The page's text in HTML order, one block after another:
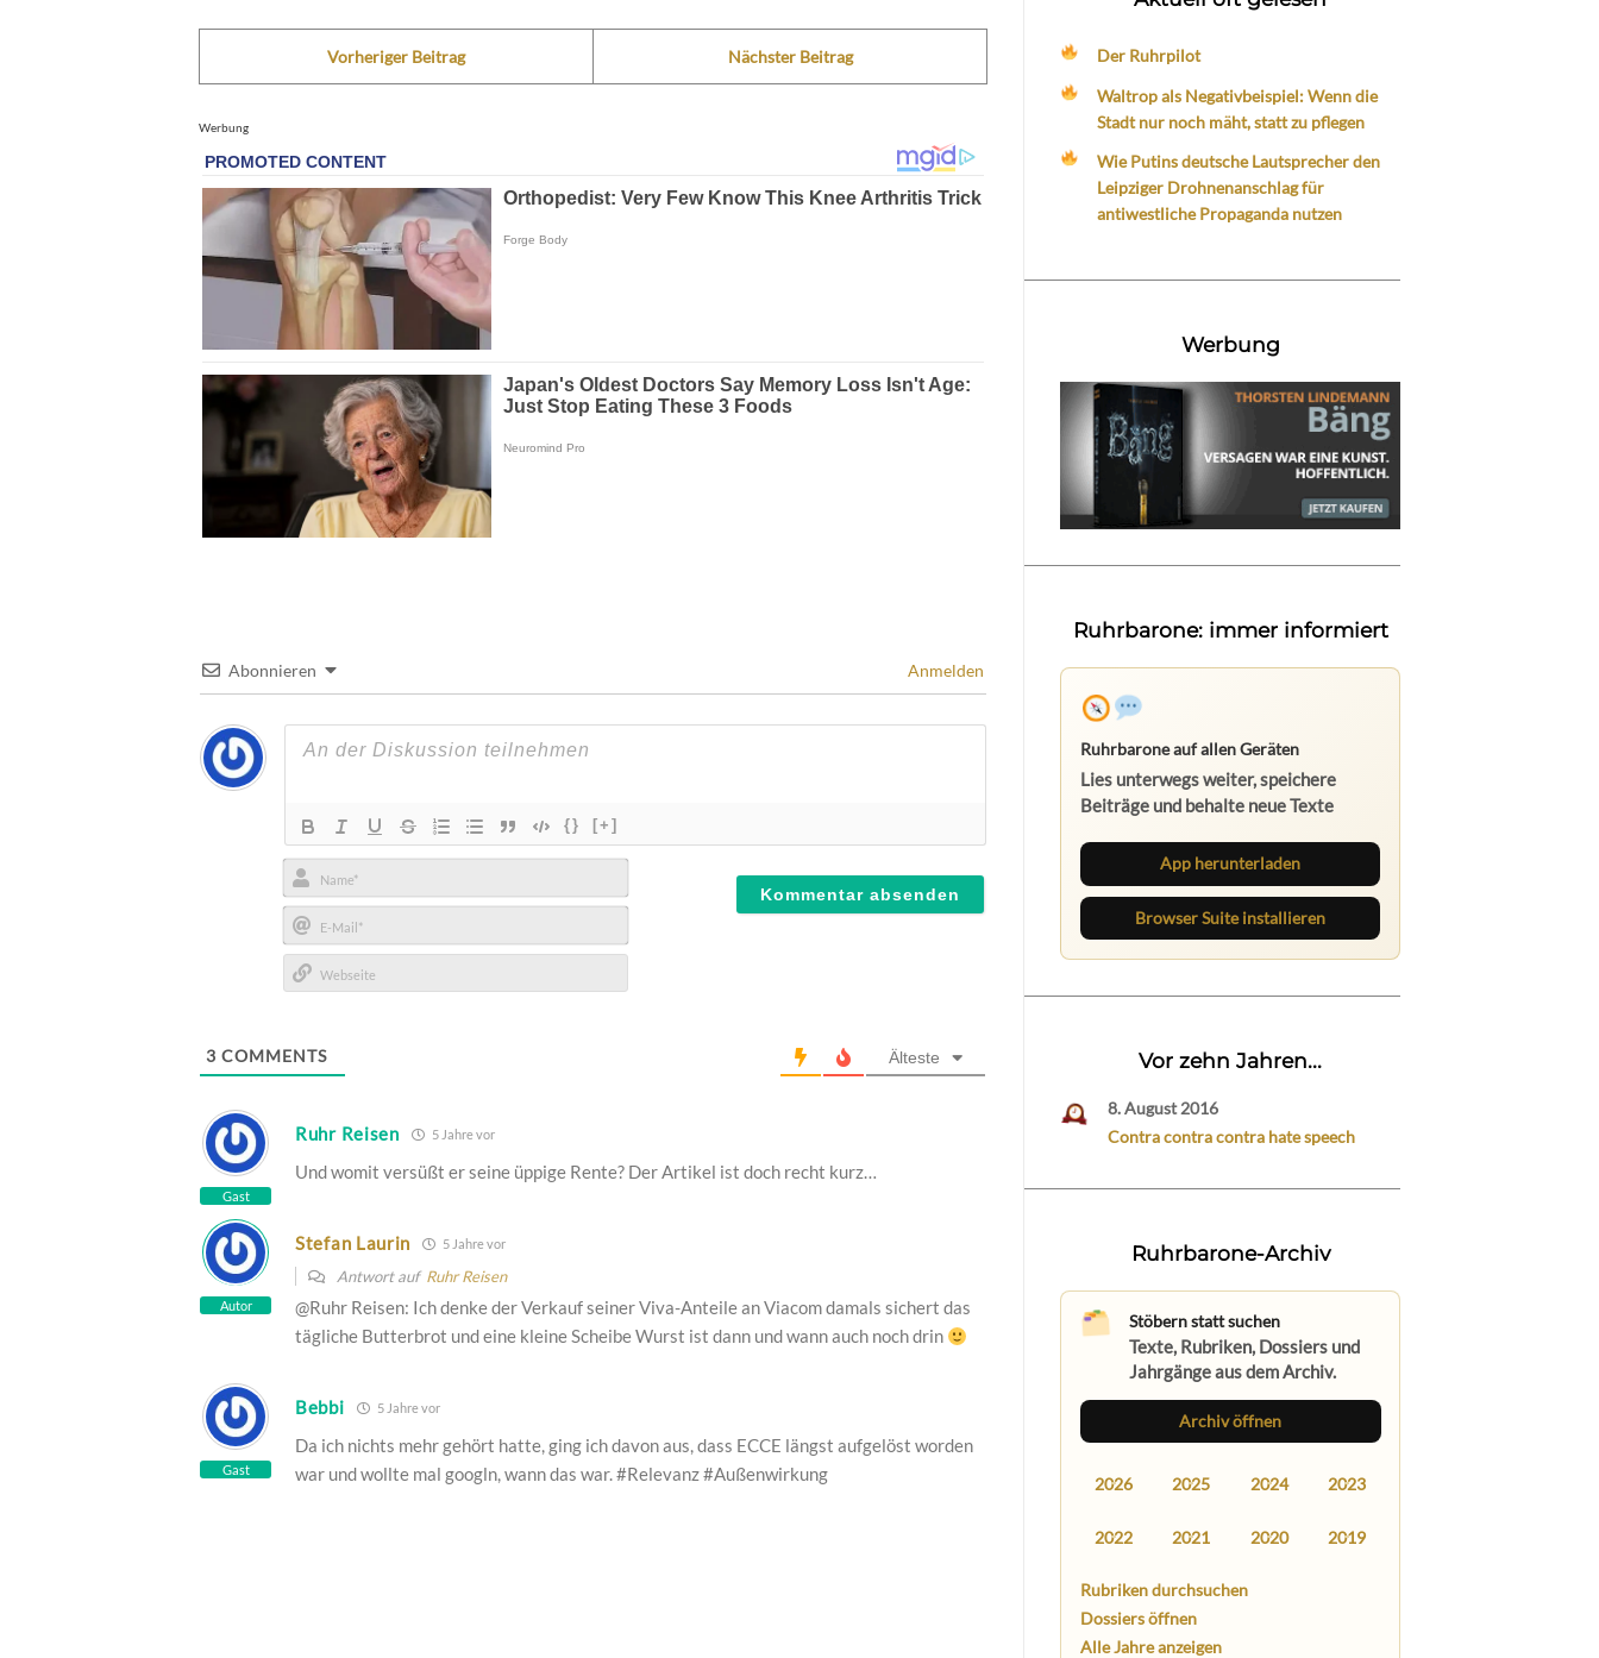
Vorheriger Beitrag Nächster Beitrag
Werbung
Abonnieren Anmelden
{} [+]
Name*
E-
Mail*
3 COMMENTS Älteste
Gast
Ruhr Reisen 5 Jahre vor
Und womit versüßt er seine üppige Rente? Der Artikel ist doch recht kurz…
Autor
Stefan Laurin 5 Jahre vor
Antwort auf Ruhr Reisen
@Ruhr Reisen: Ich denke der Verkauf seiner Viva-Anteile an Viacom damals sichert das
tägliche Butterbrot und eine kleine Scheibe Wurst ist dann und wann auch noch drin
Gast
Bebbi 5 Jahre vor
Da ich nichts mehr gehört hatte, ging ich davon aus, dass ECCE längst aufgelöst worden
war und wollte mal googln, wann das war. #Relevanz #Außenwirkung
Der Ruhrpilot
Waltrop als Negativbeispiel: Wenn die
Stadt nur noch mäht, statt zu pflegen
Wie Putins deutsche Lautsprecher den
Leipziger Drohnenanschlag für
antiwestliche Propaganda nutzen
Werbung
Ruhrbarone: immer informiert
Ruhrbarone auf allen Geräten
Lies unterwegs weiter, speichere
Beiträge und behalte neue Texte
App herunterladen
Browser Suite installieren
Vor zehn Jahren...
8. August 2016
Contra contra contra hate speech
Ruhrbarone-Archiv
Stöbern statt suchen
Texte, Rubriken, Dossiers und
Jahrgänge aus dem Archiv.
Archiv öffnen
2026 2025 2024 2023
2022 2021 2020 2019
Rubriken durchsuchen
Dossiers öffnen
Alle Jahre anzeigen